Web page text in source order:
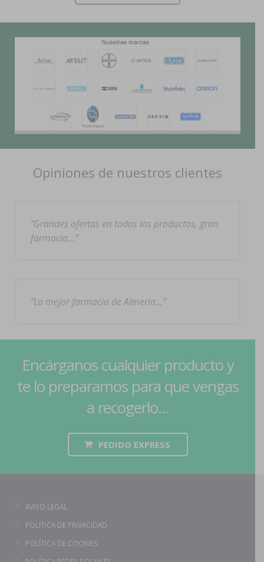
Opiniones de nuestros clientes
Grandes ofertas en todos los productos, gran
farmacia…
La mejor farmacia de Almería…
Encárganos cualquier producto y
te lo preparamos para que vengas
a recogerlo...
PEDIDO EXPRESS
AVISO LEGAL
POLÍTICA DE PRIVACIDAD
POLÍTICA DE COOKIES